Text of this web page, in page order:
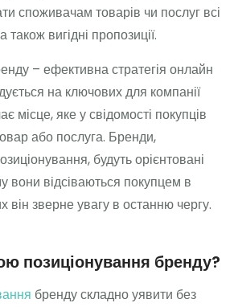
споживачам товарів чи послуг всі
також вигідні пропозиції.
– ефективна стратегія онлайн
на ключових для компанії
місце, яке у свідомості покупців
або послуга. Бренди,
будуть орієнтовані
вони відсіваються покупцем в
він зверне увагу в останню чергу.
позиціонування бренду?
бренду складно уявити без